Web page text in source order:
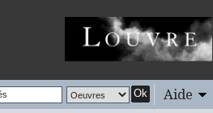
Ok Aide